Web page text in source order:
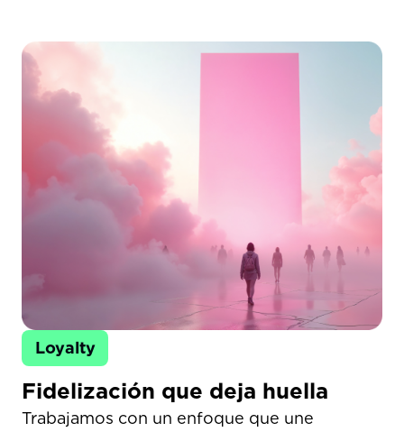
Loyalty
Fidelización que deja huella​
Trabajamos con un enfoque que une